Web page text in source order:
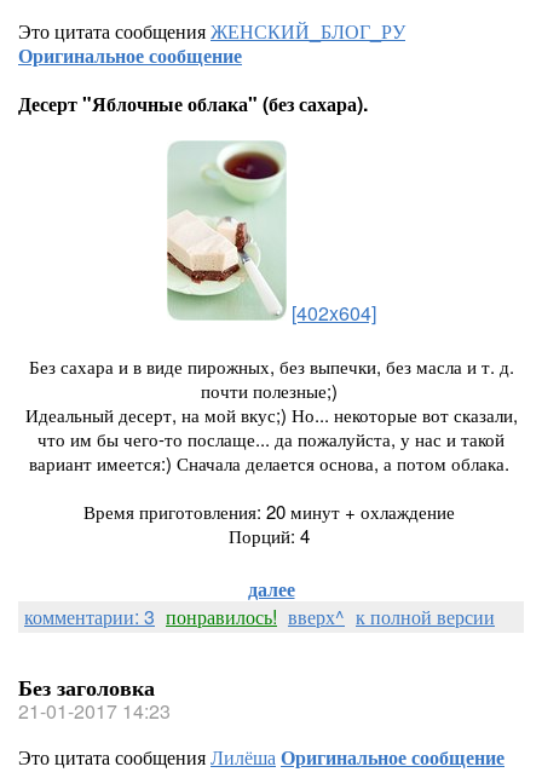
Это цитата сообщенияЖЕНСКИЙ_БЛОГ_РУ
Оригинальное сообщение
Десерт "Яблочные облака" (без сахара).
[402x604]
Без сахара и в виде пирожных, без выпечки, без масла и т. д.
почти полезные;)
Идеальный десерт, на мой вкус;) Но... некоторые вот сказали,
что им бы чего-то послаще... да пожалуйста, у нас и такой
вариант имеется:) Сначала делается основа, а потом облака.
Время приготовления: 20 минут + охлаждение
Порций: 4
далее
комментарии: 3 понравилось! вверх^ к полной версии
Без заголовка
21-01-2017 14:23
Это цитата сообщенияЛилёшаОригинальное сообщение